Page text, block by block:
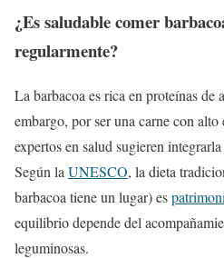
¿Es saludable comer
regularmente?
La barbacoa es rica en proteínas de
embargo, por ser una carne con
expertos en salud sugieren
Según la UNESCO, la dieta
barbacoa tiene un lugar) es
equilibrio depende del
leguminosas.